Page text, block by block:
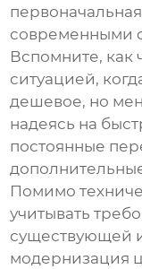
современными
Вспомните, как
ситуацией,
дешевое, но
надеясь на
постоянные
Помимо
учитывать
существующей
модернизация